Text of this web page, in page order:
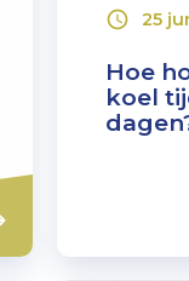
Hoe
koel
25